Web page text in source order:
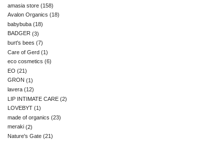
amasia store (158)
Avalon Organics (18)
babybuba (18)
BADGER (3)
burt's bees (7)
Care of Gerd (1)
eco cosmetics (6)
EO (21)
GRON (1)
lavera (12)
LIP INTIMATE CARE (2)
LOVEBYT (1)
made of organics (23)
meraki (2)
Nature's Gate (21)